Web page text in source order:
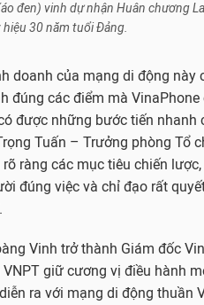
đen) vinh dự nhận Huân chương
hiệu 30 năm tuổi Đảng.
doanh của mạng di động này
đúng các điểm mà
được những bước tiến nhanh
Tuấn – Trưởng phòng Tổ
ràng các mục tiêu chiến
đúng việc và chỉ đạo rất
Vinh trở thành Giám đốc
giữ cương vị điều hành
ra với mạng di động thuần